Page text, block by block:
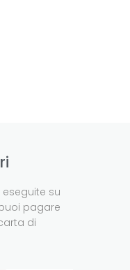
su
pagare
di